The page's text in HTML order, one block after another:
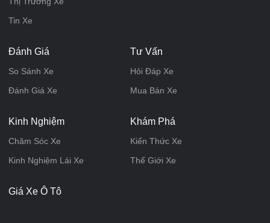
Tin Xe
Đánh Giá
So Sánh Xe
Đánh Giá Xe
Tư Vấn
Hỏi Đáp Xe
Mua Bán Xe
Kinh Nghiệm
Chăm Sóc Xe
Kinh Nghiệm Lái Xe
Khám Phá
Kiến Thức Xe
Thế Giới Xe
Giá Xe Ô Tô